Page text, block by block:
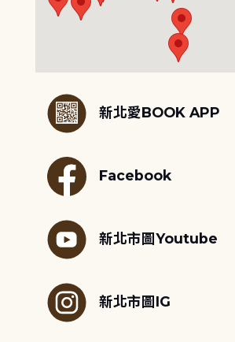
新北愛BOOK APP
Facebook
新北市圖Youtube
新北市圖IG